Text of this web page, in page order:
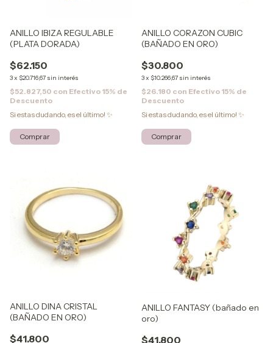
ANILLO IBIZA REGULABLE
(PLATA DORADA)
$62.150
3x $20.716,67 sin interés
$52.827,50 con Efectivo 15% de
Descuento
Si estas dudando, es el último! ✨
ANILLO CORAZON CUBIC
(BAÑADO EN ORO)
$30.800
3x $10.266,67 sin interés
$26.180 con Efectivo 15% de
Descuento
Si estas dudando, es el último! ✨
Comprar
ANILLO DINA CRISTAL
(BAÑADO EN ORO)
$41.800
ANILLO FANTASY (bañado en
oro)
$41.800